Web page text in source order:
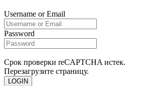
Username or Email
Password
Срок проверки reCAPTCHA истек.
Перезагрузите страницу.
LOGIN